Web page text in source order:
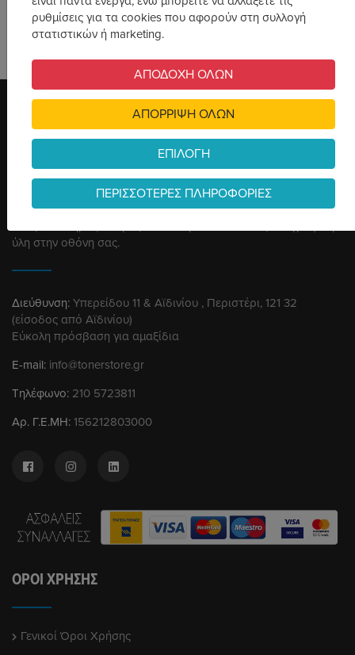
ΔΕΙΤΕ ΤΑ ΔΕΙΤΕ ΤΑ
ύλη στην οθόνη σας.
Διεύθυνση: Υπερείδου 11 & Αϊδινίου , Περιστέρι, 121 32
(είσοδος από Αϊδινίου)
Εύκολη πρόσβαση για αμαξίδια
E-mail: info@tonerstore.gr
Τηλέφωνο: 210 5723811
Αρ. Γ.Ε.ΜΗ: 156212803000
ΌΡΟΙ ΧΡΉΣΗΣ
Γενικοί Όροι Χρήσης
ρυθμίσεις για τα cookies που αφορούν στη συλλογή
στατιστικών ή marketing.
ΑΠΟΔΟΧΗ ΟΛΩΝ
ΑΠΟΡΡΙΨΗ ΟΛΩΝ
ΕΠΙΛΟΓΗ
ΠΕΡΙΣΣΟΤΕΡΕΣ ΠΛΗΡΟΦΟΡΙΕΣ